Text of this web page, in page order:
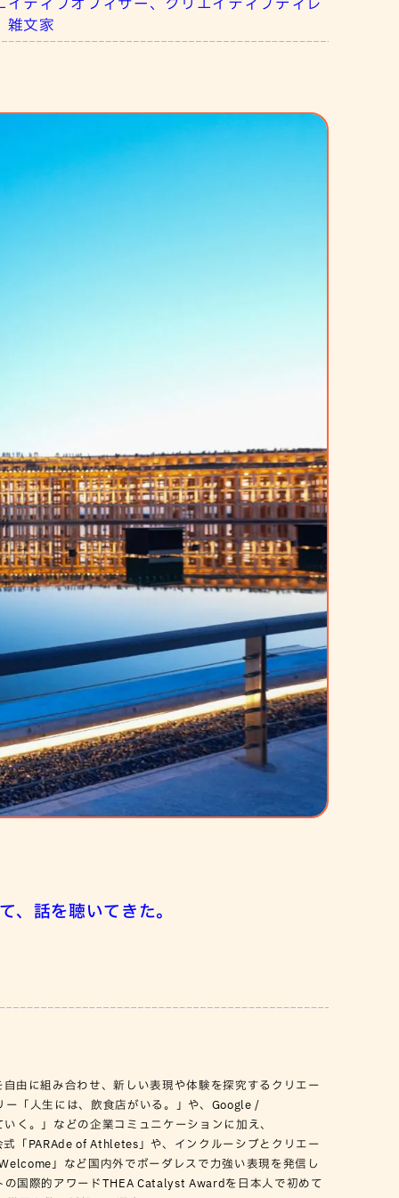
雑文家
、話を聴いてきた。
由に組み合わせ、新しい表現や体験を探究するクリエー
「人生には、飲食店がいる。」や、Google /
く。」などの企業コミュニケーションに加え、
「PARAde of Athletes」や、インクルーシブとクリエー
」など国内外でボーダレスで力強い表現を発信し
国際的アワードTHEA Catalyst Awardを日本人で初めて